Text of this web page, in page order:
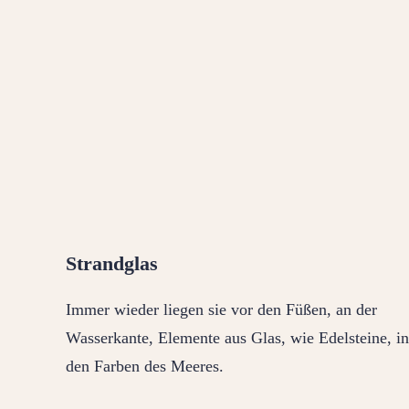
Strandglas
Immer wieder liegen sie vor den Füßen, an der
Wasserkante, Elemente aus Glas, wie Edelsteine, in
den Farben des Meeres.